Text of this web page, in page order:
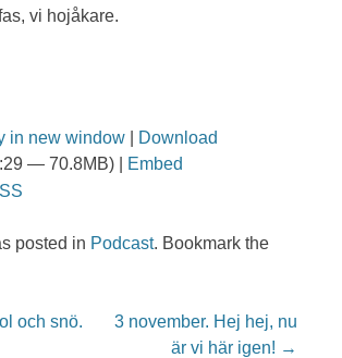
vi hojåkare.
in new window
Download
— 70.8MB) |
Embed
posted in Podcast. Bookmark the
och snö.
3 november. Hej hej, nu
är vi här igen! →